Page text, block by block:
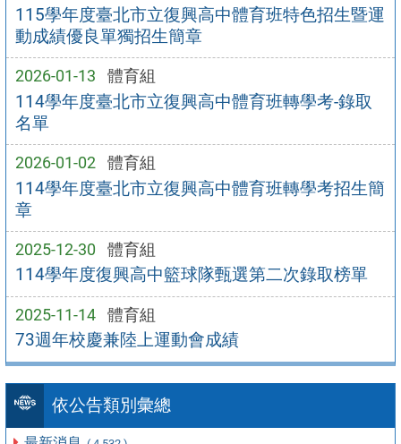
115學年度臺北市立復興高中體育班特色招生暨運
動成績優良單獨招生簡章
2026-01-13 體育組
114學年度臺北市立復興高中體育班轉學考-錄取
名單
2026-01-02 體育組
114學年度臺北市立復興高中體育班轉學考招生簡
章
2025-12-30 體育組
114學年度復興高中籃球隊甄選第二次錄取榜單
2025-11-14 體育組
73週年校慶兼陸上運動會成績
依公告類別彙總